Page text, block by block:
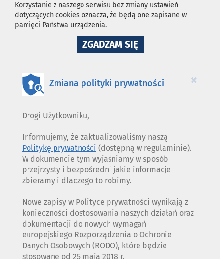
Korzystanie z naszego serwisu bez zmiany ustawień
dotyczących cookies oznacza, że będą one zapisane w
pamięci Państwa urządzenia.
ZGADZAM SIĘNA
WYKORZYSTANIE
×
Zmiana polityki prywatności
Drogi Użytkowniku,
Informujemy, że zaktualizowaliśmy naszą
Politykę prywatności (dostępną w regulaminie).
W dokumencie tym wyjaśniamy w sposób
przejrzysty i bezpośredni jakie informacje
zbieramy i dlaczego to robimy.
Nowe zapisy w Polityce prywatności wynikają z
konieczności dostosowania naszych działań oraz
dokumentacji do nowych wymagań
europejskiego Rozporządzenia o Ochronie
Danych Osobowych (RODO), które będzie
stosowane od 25 maja 2018 r.